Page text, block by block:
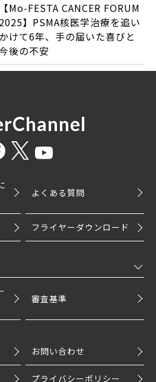
【Mo-FESTA CANCER FORUM
2025】PSMA核医学治療を追い
かけて6年、手の届いた喜びと
後の不安
よくある質問
フライヤーダウンロード
審査基準
お問い合わせ
プライバシーポリシー